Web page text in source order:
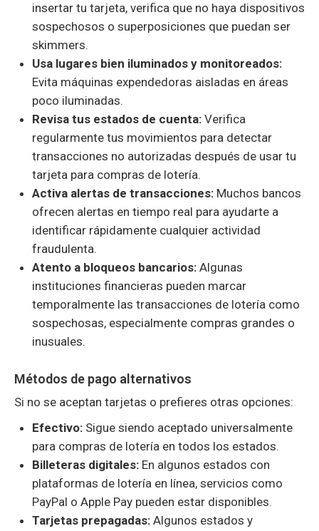
insertar tu tarjeta, verifica que no haya dispositivos
sospechosos o superposiciones que puedan ser
skimmers.
Usa lugares bien iluminados y monitoreados:
Evita máquinas expendedoras aisladas en áreas
poco iluminadas.
Revisa tus estados de cuenta: Verifica
regularmente tus movimientos para detectar
transacciones no autorizadas después de usar tu
tarjeta para compras de lotería.
Activa alertas de transacciones: Muchos bancos
ofrecen alertas en tiempo real para ayudarte a
identificar rápidamente cualquier actividad
fraudulenta.
Atento a bloqueos bancarios: Algunas
instituciones financieras pueden marcar
temporalmente las transacciones de lotería como
sospechosas, especialmente compras grandes o
inusuales.
Métodos de pago alternativos
Si no se aceptan tarjetas o prefieres otras opciones:
Efectivo: Sigue siendo aceptado universalmente
para compras de lotería en todos los estados.
Billeteras digitales: En algunos estados con
plataformas de lotería en línea, servicios como
PayPal o Apple Pay pueden estar disponibles.
Tarjetas prepagadas: Algunos estados y